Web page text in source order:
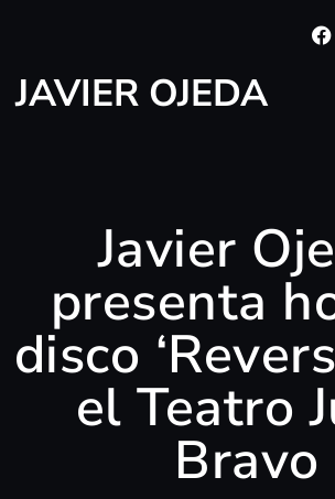
JAVIER OJEDA
Javier
presenta
disco
el Teatro
Bravo